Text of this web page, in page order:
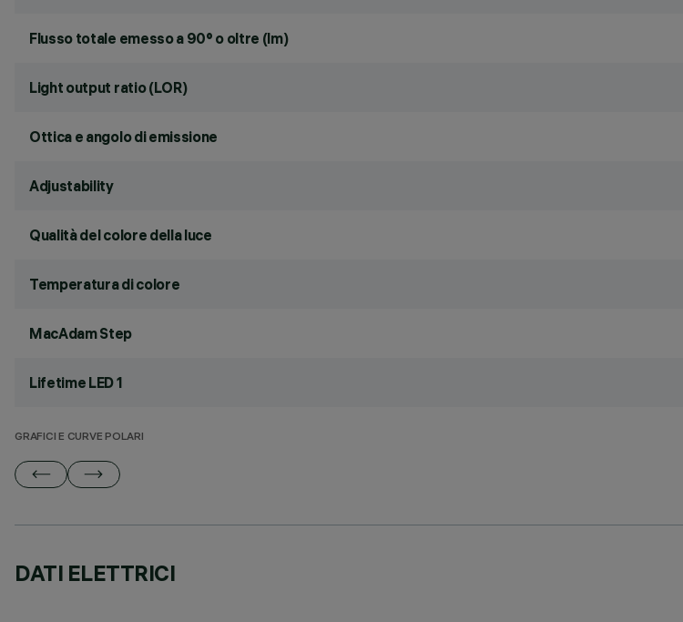
Flusso totale emesso a 90° o oltre (lm)
Light output ratio (LOR)
Ottica e angolo di emissione
Adjustability
Qualità del colore della luce
Temperatura di colore
MacAdam Step
Lifetime LED 1
GRAFICI E CURVE POLARI
DATI ELETTRICI